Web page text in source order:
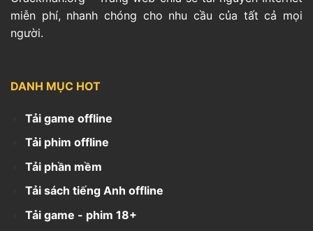
miễn phí, nhanh chóng cho nhu cầu của tất cả mọi
người.
DANH MỤC HOT
Tải game offline
Tải phim offline
Tải phần mềm
Tải sách tiếng Anh offline
Tải game - phim 18+